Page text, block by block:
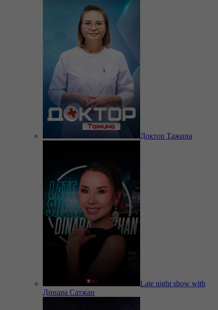
Доктор Тажина
Late night show with
Динара Сатжан